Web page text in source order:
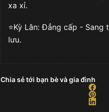
xa xỉ.
⭐️Kỳ Lân: Đẳng cấp - Sang
lưu.
Chia sẻ tới bạn bè và gia đình